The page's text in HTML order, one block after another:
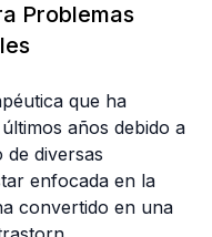
Problemas
que ha
años debido a
de diversas
enfocada en la
convertido en una